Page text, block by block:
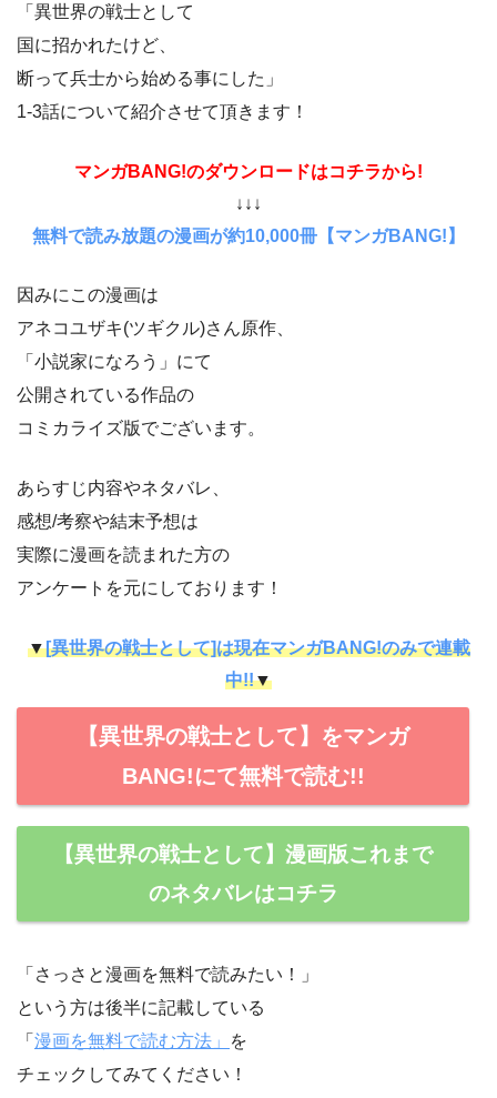
「異世界の戦士として
国に招かれたけど、
断って兵士から始める事にした」
1-3話について紹介させて頂きます！
マンガBANG!のダウンロードはコチラから!
↓↓↓
無料で読み放題の漫画が約10,000冊【マンガBANG!】
因みにこの漫画は
アネコユザキ(ツギクル)さん原作、
「小説家になろう」にて
公開されている作品の
コミカライズ版でございます。
あらすじ内容やネタバレ、
感想/考察や結末予想は
実際に漫画を読まれた方の
アンケートを元にしております！
▼[異世界の戦士として]は現在マンガBANG!のみで連載
中!!▼
【異世界の戦士として】をマンガ
BANG!にて無料で読む!!
【異世界の戦士として】漫画版これまで
のネタバレはコチラ
「さっさと漫画を無料で読みたい！」
という方は後半に記載している
「 漫画を無料で読む方法」
を
チェックしてみてください！